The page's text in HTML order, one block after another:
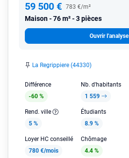
59 500 € 783 €/m²
Maison 76 m² - 3 pièces
Ouvrir l'analyse
La Regrippiere (44330)
Différence
-60 %
Nb. d'habitants
1 559
Rend. ville
5 %
Étudiants
8.9 %
Loyer HC conseillé
780 €/mois
Chômage
4.4 %